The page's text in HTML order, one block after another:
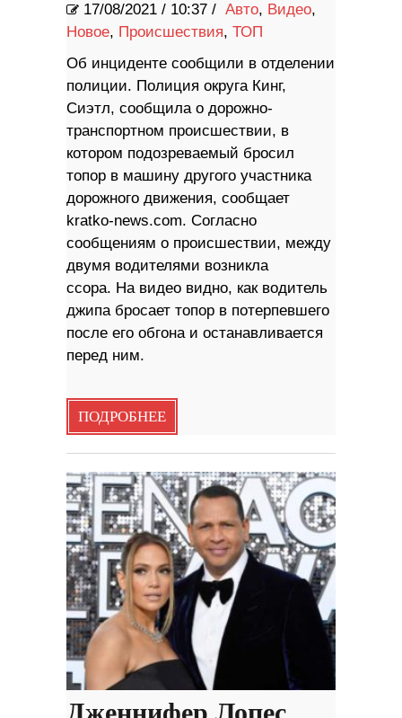
17/08/2021 / 10:37 / Авто, Видео,
Новое, Происшествия, ТОП
Об инциденте сообщили в отделении
полиции. Полиция округа Кинг,
Сиэтл, сообщила о дорожно-
транспортном происшествии, в
котором подозреваемый бросил
топор в машину другого участника
дорожного движения, сообщает
kratko-news.com. Согласно
сообщениям о происшествии, между
двумя водителями возникла
ссора. На видео видно, как водитель
джипа бросает топор в потерпевшего
после его обгона и останавливается
перед ним.
ПОДРОБНЕЕ